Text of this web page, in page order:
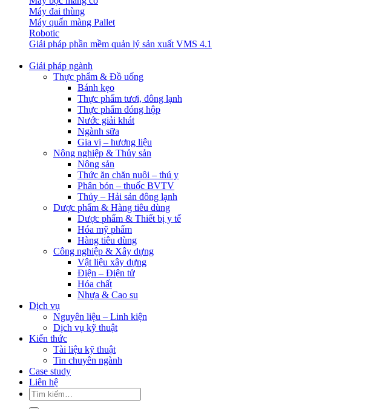
Máy đai thùng
Máy quấn màng Pallet
Robotic
Giải pháp phần mềm quản lý sản xuất VMS 4.1
Giải pháp ngành
Thực phẩm & Đồ uống
Bánh kẹo
Thực phẩm tươi, đông lạnh
Thực phẩm đóng hộp
Nước giải khát
Ngành sữa
Gia vị – hương liệu
Nông nghiệp & Thủy sản
Nông sản
Thức ăn chăn nuôi – thú y
Phân bón – thuốc BVTV
Thủy – Hải sản đông lạnh
Dược phẩm & Hàng tiêu dùng
Dược phẩm & Thiết bị y tế
Hóa mỹ phẩm
Hàng tiêu dùng
Công nghiệp & Xây dựng
Vật liệu xây dựng
Điện – Điện tử
Hóa chất
Nhựa & Cao su
Dịch vụ
Nguyên liệu – Linh kiện
Dịch vụ kỹ thuật
Kiến thức
Tài liệu kỹ thuật
Tin chuyên ngành
Case study
Liên hệ
Tìm
kiếm: